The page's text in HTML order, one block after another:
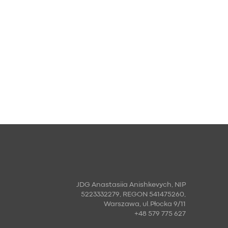
JDG Anastasiia Anishkevych, NIP
5223332279, REGON 541475260,
Warszawa, ul.Płocka 9/11
+48 579 775 627